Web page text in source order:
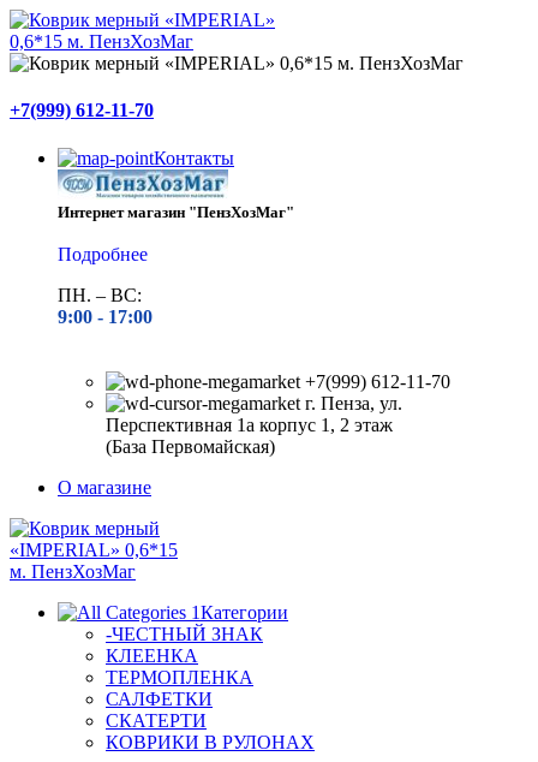
+7(999) 612-11-70
Контакты
Интернет магазин "ПензХозМаг"
Подробнее
ПН. – ВС:
9:00 - 17:00
+7(999) 612-11-70
г. Пенза, ул.
Перспективная 1а корпус 1, 2 этаж
(База Первомайская)
О магазине
Категории
-ЧЕСТНЫЙ ЗНАК
КЛЕЕНКА
ТЕРМОПЛЕНКА
САЛФЕТКИ
СКАТЕРТИ
КОВРИКИ В РУЛОНАХ